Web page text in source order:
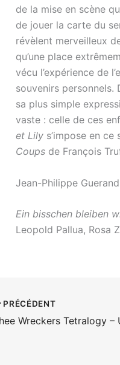
de la mise en scène
de jouer la carte du
révèlent merveilleux
qu’une place
vécu l’expérience de
souvenirs personnels.
sa plus simple
vaste : celle de ces
et Lily s’impose en
Coups de François
Jean-Philippe Guerand
Ein bisschen bleiben
Leopold Pallua, Rosa
PRÉCÉDENT